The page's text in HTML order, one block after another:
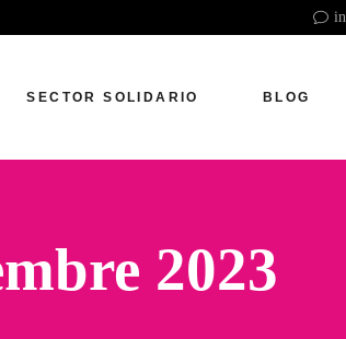
SECTOR SOLIDARIO BLOG
2023